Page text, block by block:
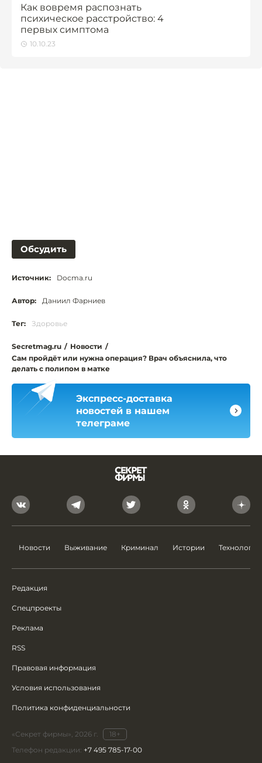
Как вовремя распознать
психическое расстройство: 4
первых симптома
10.10.23
Обсудить
Источник: Docma.ru
Автор: Даниил Фарниев
Тег: Здоровье
Secretmag.ru / Новости /
Сам пройдёт или нужна операция? Врач объяснила, что
делать с полипом в матке
Экспресс-доставка
новостей в нашем
телеграме
Новости Выживание Криминал Истории Технологии
Редакция
Спецпроекты
Реклама
RSS
Правовая информация
Условия использования
Политика конфиденциальности
«Секрет фирмы», 2026 г.
18+
Телефон редакции: +7 495 785-17-00